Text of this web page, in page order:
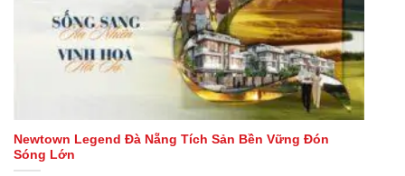
Newtown Legend Đà Nẵng Tích Sản Bền Vững Đón
Sóng Lớn